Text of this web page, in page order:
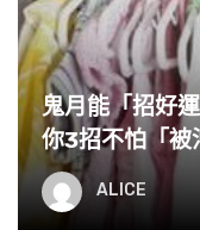
最佳的夫妻緣若雙
夫妻都是可以是幸
時，這三個因素是
鬼月能「招好
你3招不怕「被
ALICE